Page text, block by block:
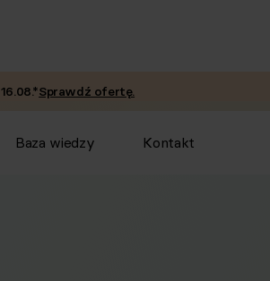
16.08.*Sprawdź ofertę.
Baza wiedzy Kontakt